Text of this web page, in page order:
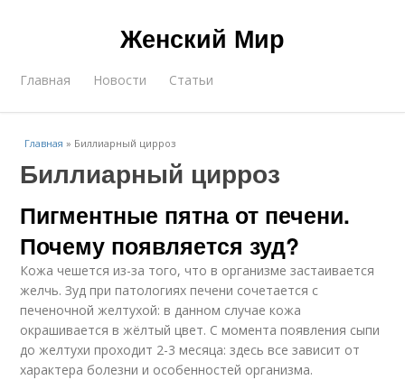
Женский Мир
Главная Новости Статьи
Главная » Биллиарный цирроз
Биллиарный цирроз
Пигментные пятна от печени.
Почему появляется зуд?
Кожа чешется из-за того, что в организме застаивается
желчь. Зуд при патологиях печени сочетается с
печеночной желтухой: в данном случае кожа
окрашивается в жёлтый цвет. С момента появления сыпи
до желтухи проходит 2-3 месяца: здесь все зависит от
характера болезни и особенностей организма.